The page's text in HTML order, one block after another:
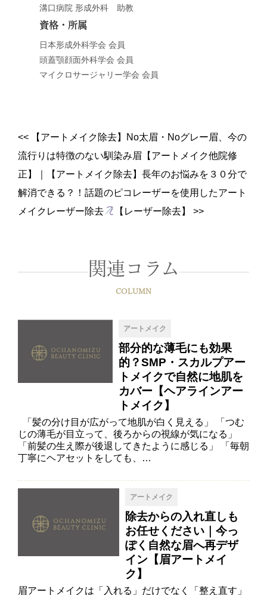
溝口病院 形成外科 助教
資格・所属
日本形成外科学会 会員
頭蓋顎顔面外科学会 会員
マイクロサージャリー学会 会員
<<【アートメイク除去】No太眉・Noグレー眉、今の
流行りは特徴のない馴染み眉【アートメイク他院修
正】
【アートメイク除去】長年のお悩みを３０分で
解消できる？！話題のピコレーザーを使用したアート
メイクレーザー除去
【レーザー除去】 >>
関連コラム
COLUMN
アートメイク
部分的な薄毛にも効果
的？SMP・スカルプアー
トメイクで自然に地肌を
カバー【ヘアラインアー
トメイク】
「髪の分け目が広がって地肌が白く見える」 「つむ
じの薄毛が目立って、後ろからの視線が気になる」
「前髪の生え際が後退してきたように感じる」 「毎朝
丁寧にヘアセットをしても、…
アートメイク
除去からの入れ直しも
お任せください｜今っ
ぽく自然な眉へ再デザ
イン【眉アートメイ
ク】
眉アートメイクは「入れる」だけでなく「整え直す」